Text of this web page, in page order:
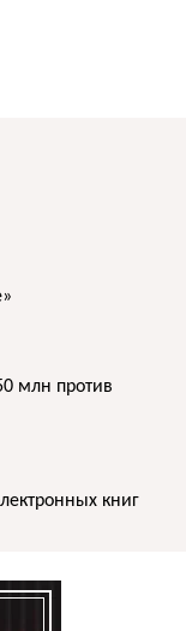
млн против
книг